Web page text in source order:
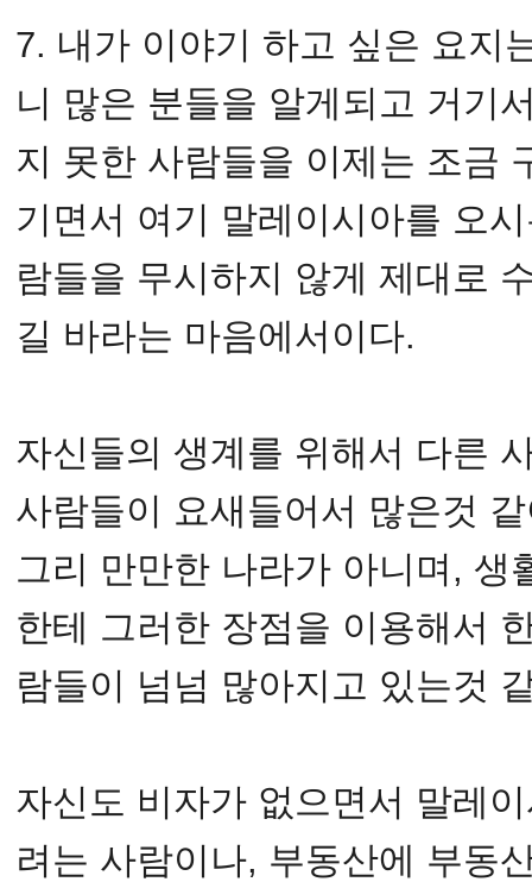
7. 내가 이야기 하고 싶은 요지
니 많은 분들을 알게되고 거기
지 못한 사람들을 이제는 조금
기면서 여기 말레이시아를 오
람들을 무시하지 않게 제대로
길 바라는 마음에서이다.
자신들의 생계를 위해서 다른
사람들이 요새들어서 많은것
그리 만만한 나라가 아니며, 생
한테 그러한 장점을 이용해서
람들이 넘넘 많아지고 있는것
자신도 비자가 없으면서 말레
려는 사람이나, 부동산에 부동